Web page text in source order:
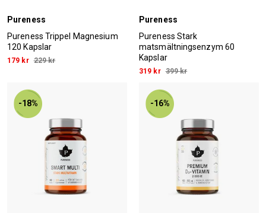
Pureness
Pureness Trippel Magnesium
120 Kapslar
179 kr 229 kr
Pureness
Pureness Stark
matsmältningsenzym 60
Kapslar
319 kr 399 kr
-18% -16%